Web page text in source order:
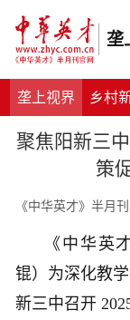
垄
垄上视界 乡村
聚焦阳新三
策
《中华英才》半月刊
《中华英
锟） 为深化教
新三中召开